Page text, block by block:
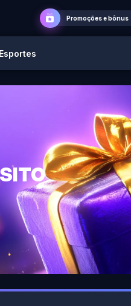
Promoções e bônus
Esportes